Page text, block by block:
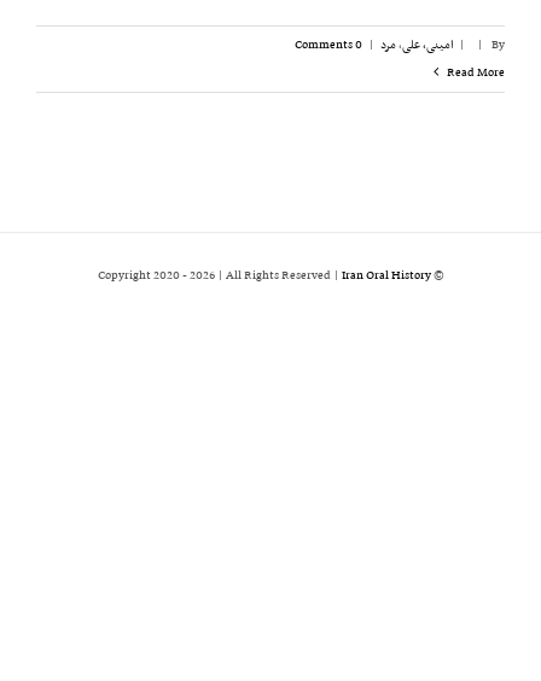
By
|
| امینی، علی,مرد |
0 Comments
Read More
© Copyright 2020 -
2026 | All Rights Reserved | Iran Oral History